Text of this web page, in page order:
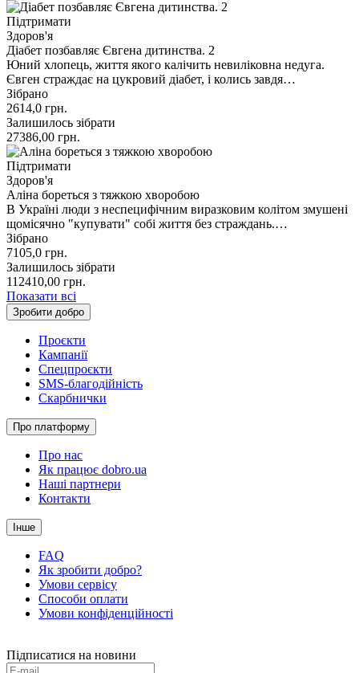
Підтримати
Здоров'я
Діабет позбавляє Євгена дитинства. 2
Юний хлопець, життя якого калічить невиліковна недуга.
Євген страждає на цукровий діабет, і колись завдя…
Зібрано
2614,0 грн.
Залишилось зібрати
27386,00 грн.
Підтримати
Здоров'я
Аліна бореться з тяжкою хворобою
В Україні люди з неспецифічним виразковим колітом змушені
щомісячно "купувати" собі життя без страждань.…
Зібрано
7105,0 грн.
Залишилось зібрати
112410,00 грн.
Показати всі
Зробити добро
Проєкти
Кампанії
Спецпроєкти
SMS-благодійність
Скарбнички
Про платформу
Про нас
Як працює dobro.ua
Наші партнери
Контакти
Інше
FAQ
Як зробити добро?
Умови сервісу
Способи оплати
Умови конфіденційності
Підписатися на новини